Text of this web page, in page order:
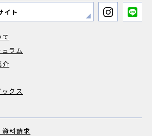
イト
ラム
介
クス
資料請求